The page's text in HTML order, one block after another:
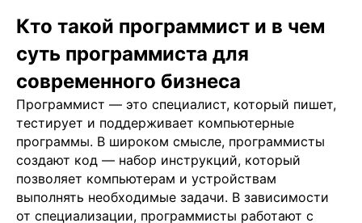
Кто такой программист и в чем
суть программиста для
современного бизнеса
Программист — это специалист, который пишет,
тестирует и поддерживает компьютерные
программы. В широком смысле, программисты
создают код — набор инструкций, который
позволяет компьютерам и устройствам
выполнять необходимые задачи. В зависимости
от специализации, программисты работают с